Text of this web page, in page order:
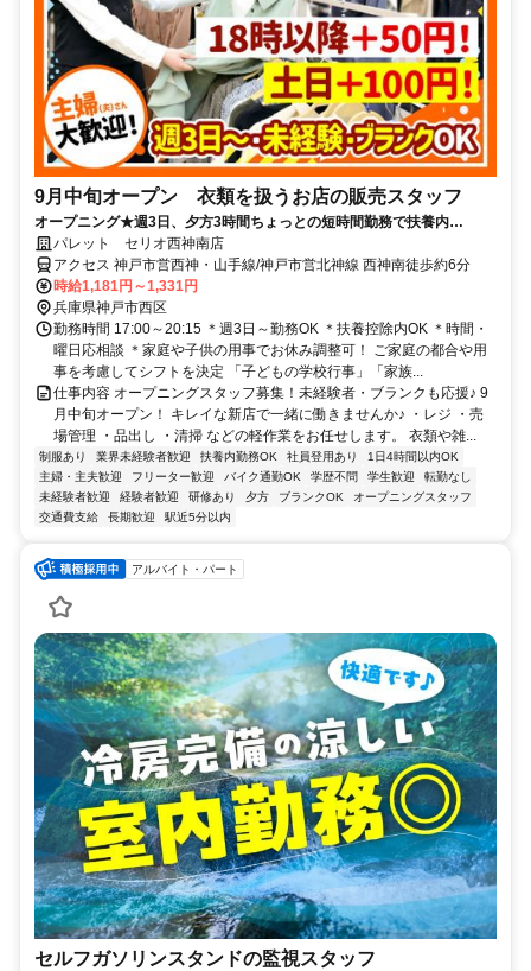
9月中旬オープン 衣類を扱うお店の販売スタッフ
オープニング★週3日、夕方3時間ちょっとの短時間勤務で扶養内
OK◎18時～・土日は時給ＵＰ★ファッション・雑貨好きさん歓迎
パレット セリオ西神南店
アクセス 神戸市営西神・山手線/神戸市営北神線 西神南徒歩約6分
時給1,181円～1,331円
兵庫県神戸市西区
勤務時間 17:00～20:15 ＊週3日～勤務OK ＊扶養控除内OK ＊時間・
曜日応相談 ＊家庭や子供の用事でお休み調整可！ ご家庭の都合や用
事を考慮してシフトを決定 「子どもの学校行事」「家族...
仕事内容 オープニングスタッフ募集！未経験者・ブランクも応援♪ 9
月中旬オープン！ キレイな新店で一緒に働きませんか♪ ・レジ ・売
場管理 ・品出し ・清掃 などの軽作業をお任せします。 衣類や雑...
制服あり 業界未経験者歓迎 扶養内勤務OK 社員登用あり
1日4時間以内OK
主婦・主夫歓迎
フリーター歓迎 バイク通勤OK 学歴不問 学生歓迎
転勤なし
未経験者歓迎
経験者歓迎 研修あり 夕方 ブランクOK
オープニングスタッフ
交通費支給
長期歓迎 駅近5分以内
アルバイト・パート
セルフガソリンスタンドの監視スタッフ